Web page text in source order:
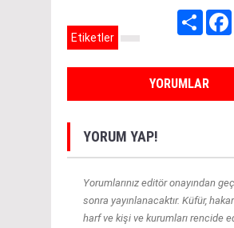
Share
Etiketler
YORUMLAR
YORUM YAP!
Yorumlarınız editör onayından
sonra yayınlanacaktır. Küfür,
harf ve kişi ve kurumları rencide